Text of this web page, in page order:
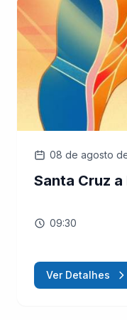
08 de agosto
Santa Cruz
09:30
Ver Detalhes